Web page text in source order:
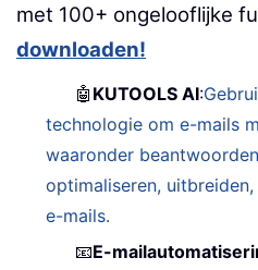
met 100+ ongelooflijke
downloaden!
🤖 KUTOOLS AI:
technologie om e-mails
waaronder
optimaliseren,
e-mails.
📧E-